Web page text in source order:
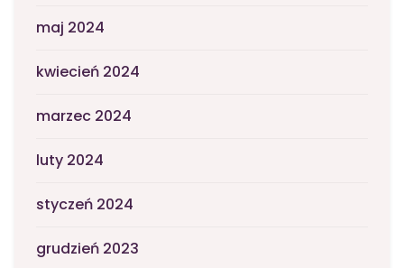
maj 2024
kwiecień 2024
marzec 2024
luty 2024
styczeń 2024
grudzień 2023